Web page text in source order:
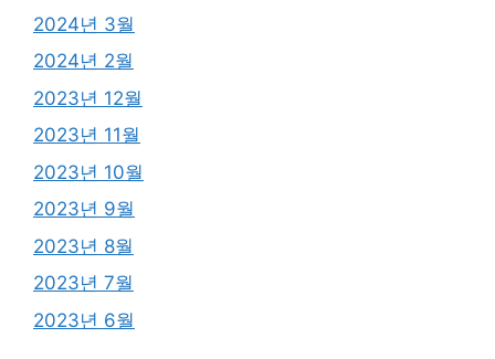
2024년 3월
2024년 2월
2023년 12월
2023년 11월
2023년 10월
2023년 9월
2023년 8월
2023년 7월
2023년 6월